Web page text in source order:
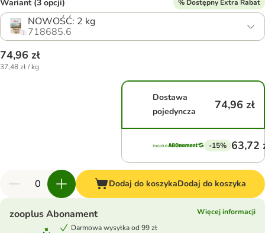
Wariant (3 opcji) % Dostępny Extra Rabat
NOWOŚĆ: 2 kg
718685.6
74,96 zł
37,48 zł / kg
Dostawa
pojedyncza
74,96 zł
-15% 63,72
Dodaj do koszykaDodaj do koszyka
zooplus Abonament
Więcej informacji
Darmowa wysyłka od 99 zł